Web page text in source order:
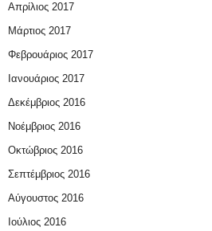
Απρίλιος 2017
Μάρτιος 2017
Φεβρουάριος 2017
Ιανουάριος 2017
Δεκέμβριος 2016
Νοέμβριος 2016
Οκτώβριος 2016
Σεπτέμβριος 2016
Αύγουστος 2016
Ιούλιος 2016